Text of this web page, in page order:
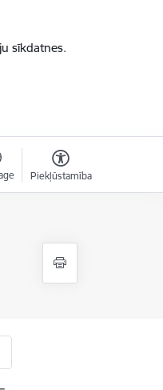
sīkdatnes.
Piekļūstamība